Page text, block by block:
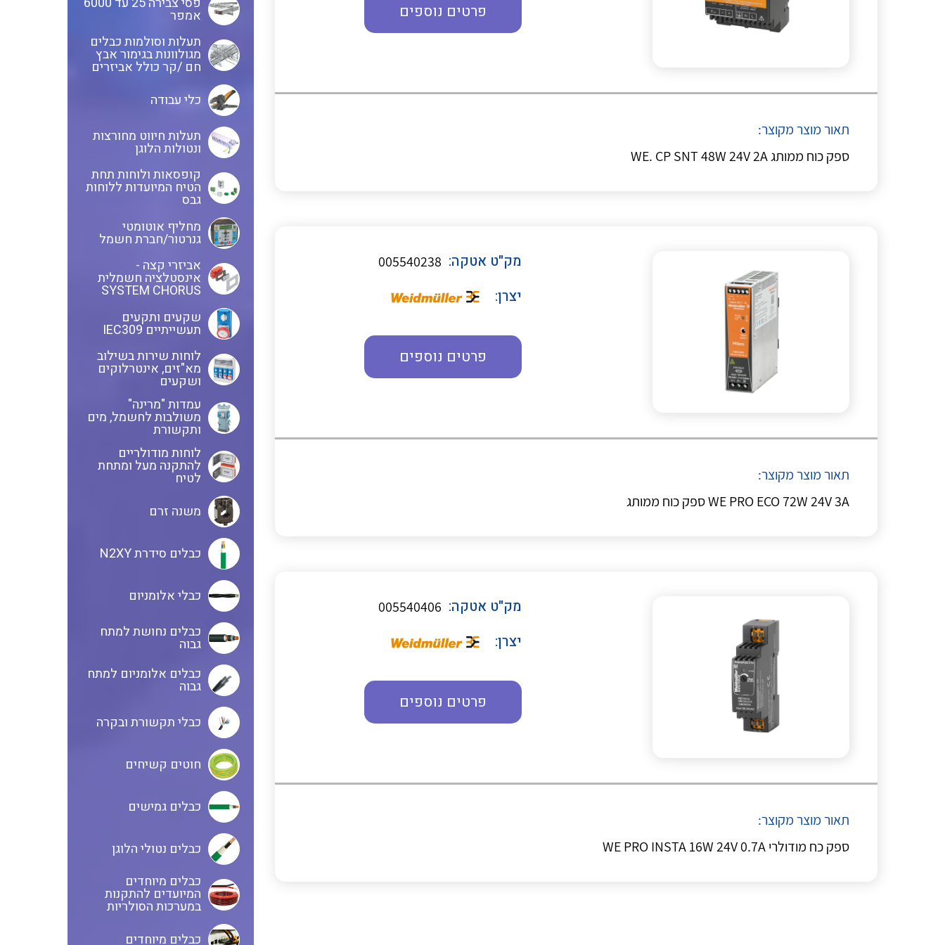
חוטים קשיחים
כבלים נטולי הלוגן
כבלים מיוחדים
מנתקים
ציוד מודולרי מדי זרם
מדי מתח שנטים
ממסרי זליגה
צגי מתח ,זרם,תדירות ,וכו
אביזרים ל T7
פרטים נוספים
תאור מוצר מקוצר:
ספק כוח ממותג WE. CP SNT 48W 24V 2A
מק"ט אטקה: 005540238
יצרן:
פרטים נוספים
תאור מוצר מקוצר:
WE PRO ECO 72W 24V 3A ספק כוח ממותג
מק"ט אטקה: 005540406
יצרן:
פרטים נוספים
תאור מוצר מקוצר:
ספק כח מודולרי WE PRO INSTA 16W 24V 0.7A
אמפר
תעלות וסולמות כבלים
מגולוונות בגימור אבץ
חם /קר כולל אביזרים
כלי עבודה
תעלות חיווט מחורצות
ונטולות הלוגן
קופסאות ולוחות תחת
הטיח המיועדות ללוחות
גבס
מחליף אוטומטי
גנרטור/חברת חשמל
אביזרי קצה -
אינסטלציה חשמלית
SYSTEM CHORUS
שקעים ותקעים
תעשייתיים IEC309
לוחות שירות בשילוב
מא"זים, אינטרלוקים
ושקעים
עמדות "מרינה"
משולבות לחשמל, מים
ותקשורת
לוחות מודולריים
להתקנה מעל ומתחת
לטיח
משנה זרם
כבלים סידרת N2XY
כבלי אלומניום
כבלים נחושת למתח
גבוה
כבלים אלומניום למתח
גבוה
כבלי תקשורת ובקרה
חוטים קשיחים
כבלים גמישים
כבלים נטולי הלוגן
כבלים מיוחדים
המיועדים להתקנות
במערכות הסולריות
כבלים מיוחדים